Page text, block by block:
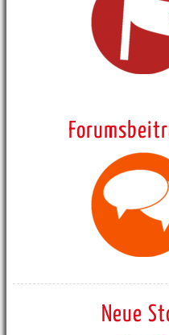
Neue